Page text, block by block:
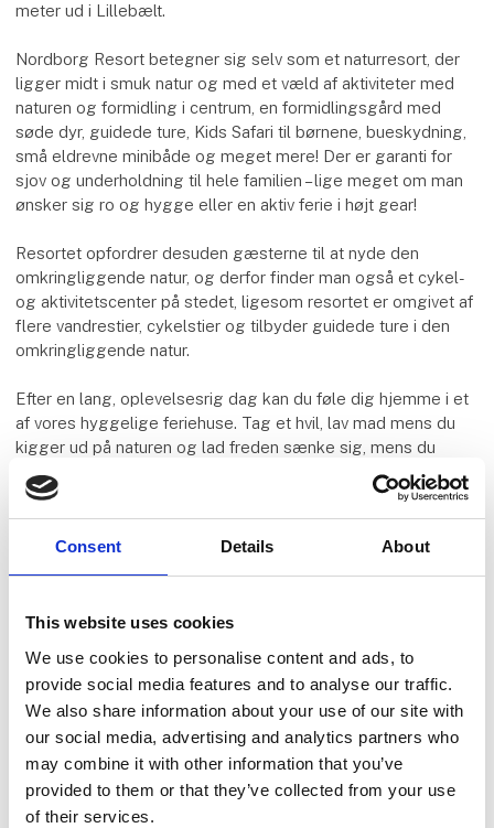
Consent Details About
This website uses cookies
We use cookies to personalise content and ads, to
provide social media features and to analyse our traffic.
We also share information about your use of our site with
our social media, advertising and analytics partners who
may combine it with other information that you’ve
provided to them or that they’ve collected from your use
of their services.
meter ud i Lillebælt.
Nordborg Resort betegner sig selv som et naturresort, der
ligger midt i smuk natur og med et væld af aktiviteter med
naturen og formidling i centrum, en formidlingsgård med
søde dyr, guidede ture, Kids Safari til børnene, bueskydning,
små eldrevne minibåde og meget mere! Der er garanti for
sjov og underholdning til hele familien – lige meget om man
ønsker sig ro og hygge eller en aktiv ferie i højt gear!
Resortet opfordrer desuden gæsterne til at nyde den
omkringliggende natur, og derfor finder man også et cykel-
og aktivitetscenter på stedet, ligesom resortet er omgivet af
flere vandrestier, cykelstier og tilbyder guidede ture i den
omkringliggende natur.
Efter en lang, oplevelsesrig dag kan du føle dig hjemme i et
af vores hyggelige feriehuse. Tag et hvil, lav mad mens du
kigger ud på naturen og lad freden sænke sig, mens du
synker ned i en af de behagelige senge.
I morgen er en ny dag – og hvem ved, hvad du så har lyst til?
Alt vi ved, er, at Center Parcs Nordborg Resort er stedet, du
Nordborg Resort bliver den 28. Center Parcs feriepark i
Europa og den første i Skandinavien.
Du kan allerede nu booke dit ophold i Danmarks nye
naturresort fra 4. juli og være en af de første til at prøve det
helt nye koncept!